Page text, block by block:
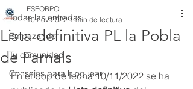
Todas las entradas
Empezando
Tu comunidad
Consejos para bloguear
Lista definitiva PL la Pobla
de Farnals
ESFORPOL
10 nov 2022 1 min de lectura
En el bop de fecha 10/11/2022 se ha